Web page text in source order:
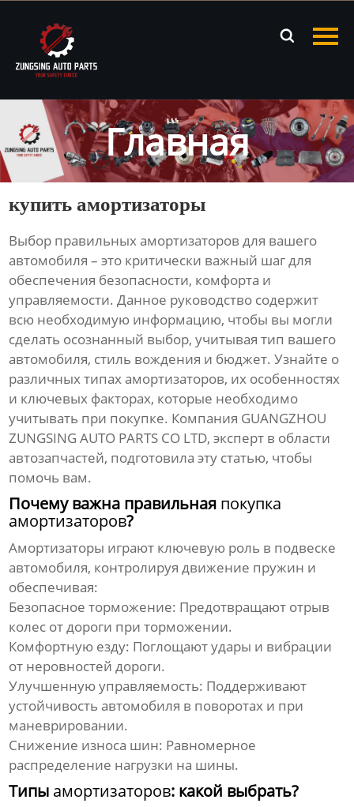

Продукция
Новости
О нас
Контакты
Главная
купить амортизаторы
Выбор правильныхамортизаторов для вашего
автомобиля – это критически важный шаг для
обеспечения безопасности, комфорта и
управляемости. Данное руководство содержит
всю необходимую информацию, чтобы вы могли
сделать осознанный выбор, учитывая тип вашего
автомобиля, стиль вождения и бюджет. Узнайте о
различных типахамортизаторов, их особенностях
и ключевых факторах, которые необходимо
учитывать при покупке. Компания GUANGZHOU
ZUNGSING AUTO PARTS CO LTD, эксперт в области
автозапчастей, подготовила эту статью, чтобы
помочь вам.
Почему важна правильная покупка
амортизаторов?
Амортизаторы играют ключевую роль в подвеске
автомобиля, контролируя движение пружин и
обеспечивая:
Безопасное торможение: Предотвращают отрыв
колес от дороги при торможении.
Комфортную езду: Поглощают удары и вибрации
от неровностей дороги.
Улучшенную управляемость: Поддерживают
устойчивость автомобиля в поворотах и при
маневрировании.
Снижение износа шин: Равномерное
распределение нагрузки на шины.
Типы амортизаторов: какой выбрать?